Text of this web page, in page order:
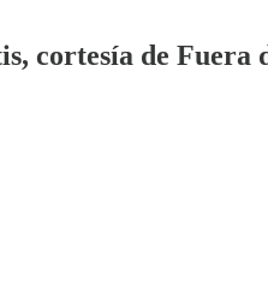
cortesía de Fuera